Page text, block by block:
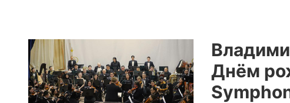
ПРЕМЬЕРА
ШЕДЕВР
РАХМАНИНОВА
Днём